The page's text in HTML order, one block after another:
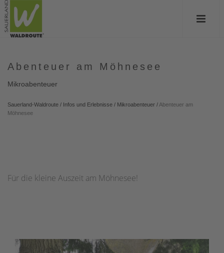
Abenteuer am Möhnesee
Mikroabenteuer
Sauerland-Waldroute / Infos und Erlebnisse / Mikroabenteuer / Abenteuer am
Möhnesee
Für die kleine Auszeit am Möhnesee!